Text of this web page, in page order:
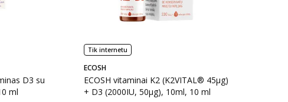
D3 su
ml
Tik internetu
ECOSH
ECOSH vitaminai K2 (K2VITAL® 45μg)
+ D3 (2000IU, 50μg), 10ml, 10 ml